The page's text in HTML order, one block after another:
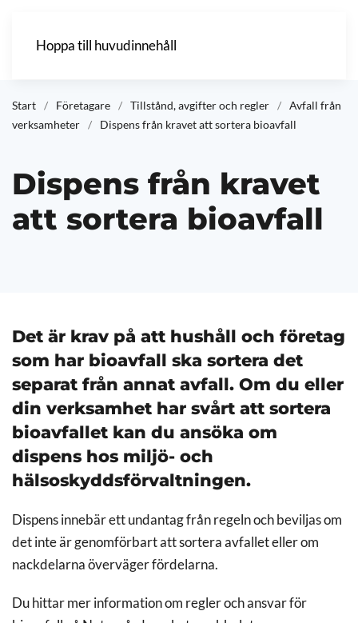
Hoppa till huvudinnehåll
Start Företagare Tillstånd, avgifter och regler
Avfall från
verksamheter
Dispens från kravet att sortera bioavfall
Dispens från kravet
att sortera bioavfall
Det är krav på att hushåll och företag
som har bioavfall ska sortera det
separat från annat avfall. Om du eller
din verksamhet har svårt att sortera
bioavfallet kan du ansöka om
dispens hos miljö- och
hälsoskyddsförvaltningen.
Dispens innebär ett undantag från regeln och beviljas om
det inte är genomförbart att sortera avfallet eller om
nackdelarna överväger fördelarna.
Du hittar mer information om regler och ansvar för